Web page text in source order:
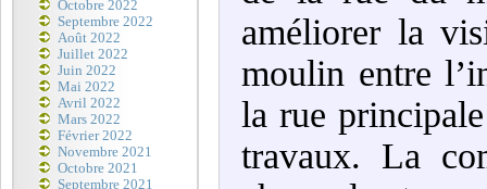
Octobre 2022
Septembre 2022
Août 2022
Juillet 2022
Juin 2022
Mai 2022
Avril 2022
Mars 2022
Février 2022
Novembre 2021
Octobre 2021
Septembre 2021
améliorer la
moulin entre
la rue
travaux. La